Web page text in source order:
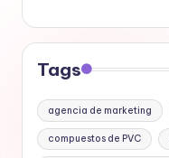
Tags
agencia de marketing
compuestos de PVC